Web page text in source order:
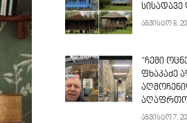
აგვისტო 8,
“ჩემი
ფხაკაძე
აგვისტო 7,